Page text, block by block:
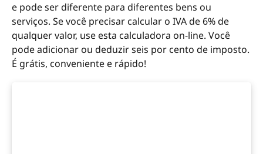
e pode ser diferente para diferentes bens ou
serviços. Se você precisar calcular o IVA de 6% de
qualquer valor, use esta calculadora on-line. Você
pode adicionar ou deduzir seis por cento de imposto.
É grátis, conveniente e rápido!